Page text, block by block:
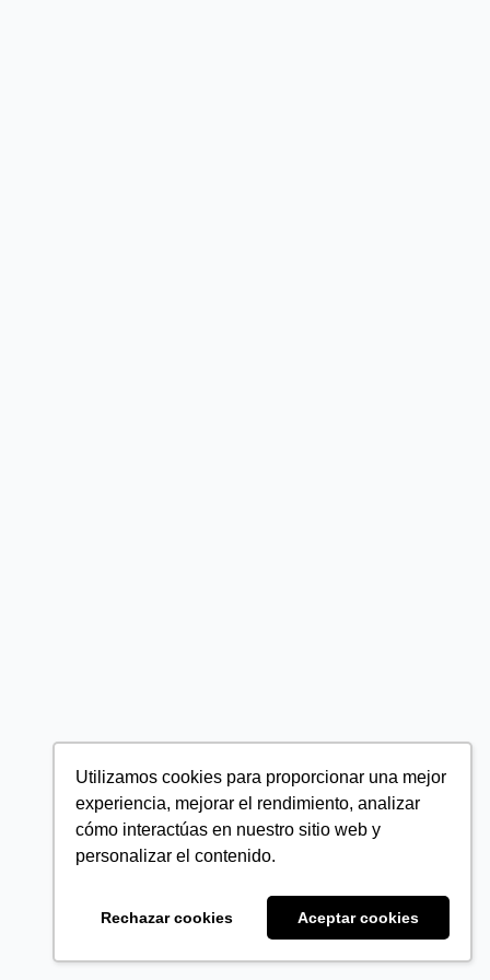
Utilizamos cookies para proporcionar una mejor
experiencia, mejorar el rendimiento, analizar
cómo interactúas en nuestro sitio web y
personalizar el contenido.
Rechazar cookies Aceptar cookies